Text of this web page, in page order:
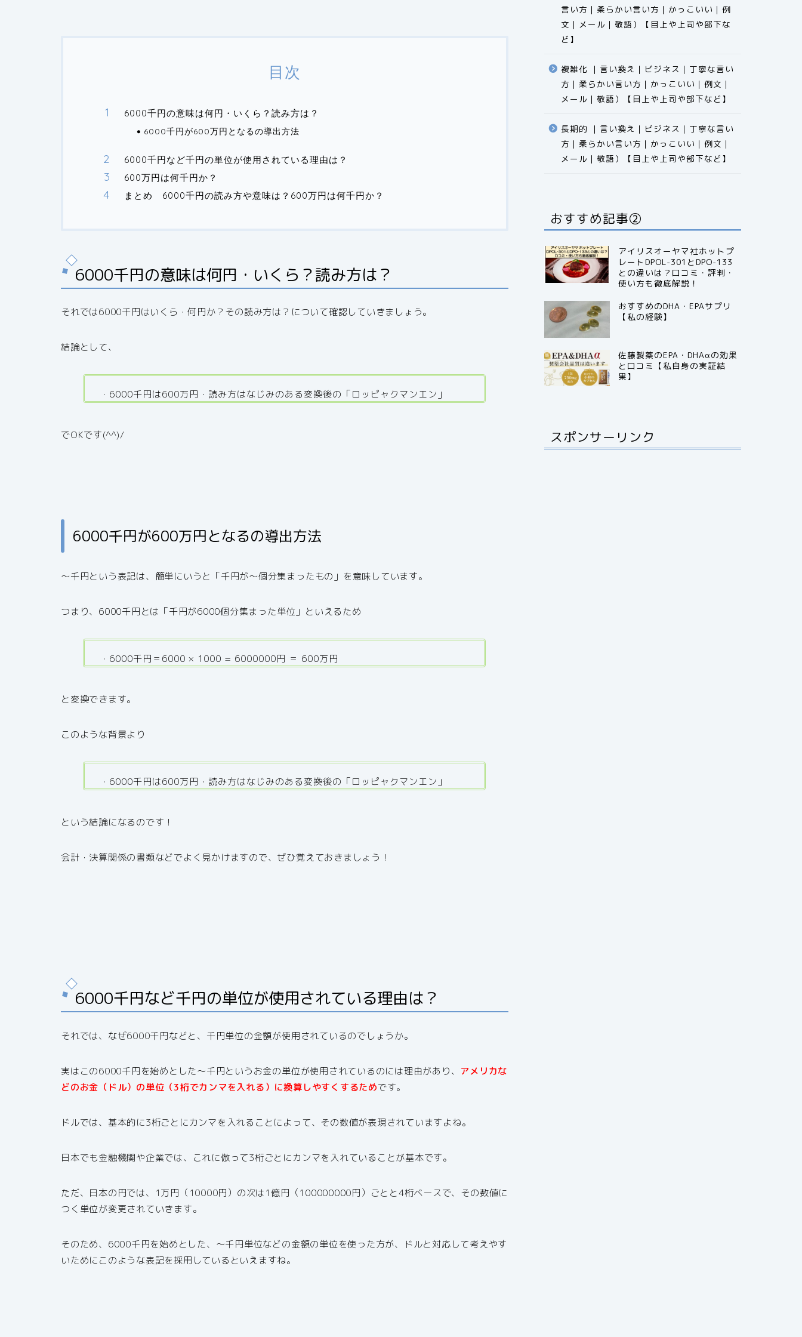
目次
6000千円の意味は何円・いくら？読み方は？
6000千円が600万円となるの導出方法
6000千円など千円の単位が使用されている理由は？
600万円は何千円か？
まとめ 6000千円の読み方や意味は？600万円は何千円か？
6000千円の意味は何円・いくら？読み方は？
それでは6000千円はいくら・何円か？その読み方は？について確認していきましょう。
結論として、
・6000千円は600万円・読み方はなじみのある変換後の「ロッピャクマンエン」
でOKです(^^)/
6000千円が600万円となるの導出方法
～千円という表記は、簡単にいうと「千円が～個分集まったもの」を意味しています。
つまり、6000千円とは「千円が6000個分集まった単位」といえるため
・6000千円＝6000 × 1000 = 6000000円 ＝ 600万円
と変換できます。
このような背景より
・6000千円は600万円・読み方はなじみのある変換後の「ロッピャクマンエン」
という結論になるのです！
会計・決算関係の書類などでよく見かけますので、ぜひ覚えておきましょう！
6000千円など千円の単位が使用されている理由は？
それでは、なぜ6000千円などと、千円単位の金額が使用されているのでしょうか。
実はこの6000千円を始めとした～千円というお金の単位が使用されているのには理由があり、 アメリカな
どのお金（ドル）の単位（3桁でカンマを入れる）に換算しやすくするためです。
ドルでは、基本的に3桁ごとにカンマを入れることによって、その数値が表現されていますよね。
日本でも金融機関や企業では、これに倣って3桁ごとにカンマを入れていることが基本です。
ただ、日本の円では、1万円（10000円）の次は1億円（100000000円）ごとと4桁ベースで、その数値に
つく単位が変更されていきます。
そのため、6000千円を始めとした、～千円単位などの金額の単位を使った方が、ドルと対応して考えやす
いためにこのような表記を採用しているといえますね。
言い方｜柔らかい言い方｜かっこいい｜例
文｜メール｜敬語）【目上や上司や部下な
ど】​​​​​​​​​​​​​​​​
複雑化 ｜言い換え｜ビジネス｜丁寧な言い
方｜柔らかい言い方｜かっこいい｜例文｜
メール｜敬語）【目上や上司や部下など】​​​​​​​​​​​​​​​​
長期的 ｜言い換え｜ビジネス｜丁寧な言い
方｜柔らかい言い方｜かっこいい｜例文｜
メール｜敬語）【目上や上司や部下など】​​​​​​​​​​​​​​​​
おすすめ記事②
アイリスオーヤマ社ホットプ
レートDPOL-301とDPO-133
との違いは？口コミ・評判・
使い方も徹底解説！
おすすめのDHA・EPAサプリ
【私の経験】
佐藤製薬のEPA・DHAαの効果
と口コミ【私自身の実証結
果】
スポンサーリンク